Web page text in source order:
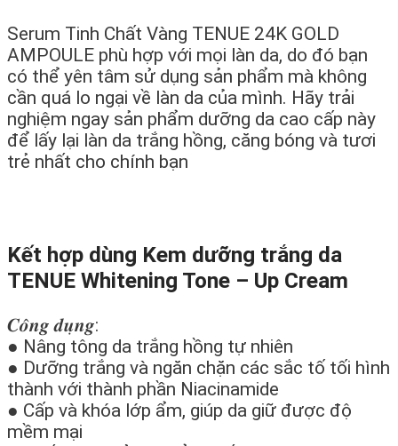
Serum Tinh Chất Vàng TENUE 24K GOLD
AMPOULE phù hợp với mọi làn da, do đó bạn
có thể yên tâm sử dụng sản phẩm mà không
cần quá lo ngại về làn da của mình. Hãy trải
nghiệm ngay sản phẩm dưỡng da cao cấp này
để lấy lại làn da trắng hồng, căng bóng và tươi
trẻ nhất cho chính bạn
Kết hợp dùng Kem dưỡng trắng da
TENUE Whitening Tone – Up Cream
𝑪𝒐̂𝒏𝒈 𝒅𝒖̣𝒏𝒈:
● Nâng tông da trắng hồng tự nhiên
● Dưỡng trắng và ngăn chặn các sắc tố tối hình
thành với thành phần Niacinamide
● Cấp và khóa lớp ẩm, giúp da giữ được độ
mềm mại